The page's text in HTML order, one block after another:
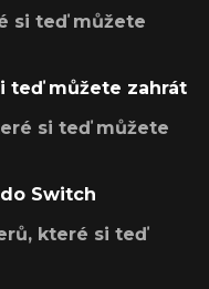
si teď můžete
teď můžete zahrát
si teď můžete
Switch
které si teď